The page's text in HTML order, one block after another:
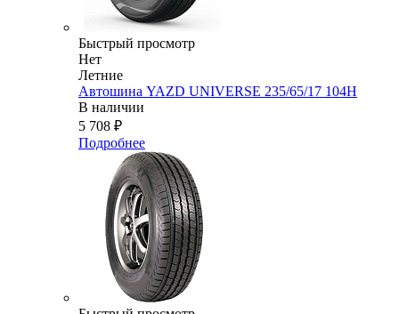
Быстрый просмотр
Нет
Летние
Автошина YAZD UNIVERSE 235/65/17 104H
В наличии
5 708 ₽
Подробнее